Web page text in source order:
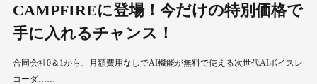
CAMPFIREに登場！今だけの特別価格で
手に入れるチャンス！
合同会社0＆1から、月額費用なしでAI機能が無料で使える次世代AIボイスレ
コーダ……